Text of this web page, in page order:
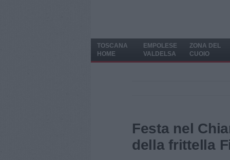
TOSCANA
HOME
EMPOLESE
VALDELSA
ZONA DEL
CUOIO
Festa nel
della frittella